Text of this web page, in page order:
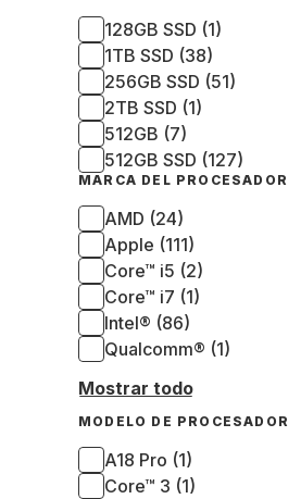
128GB SSD (1)
1TB SSD (38)
256GB SSD (51)
2TB SSD (1)
512GB (7)
512GB SSD (127)
MARCA DEL PROCESADOR
AMD (24)
Apple (111)
Core™ i5 (2)
Core™ i7 (1)
Intel® (86)
Qualcomm® (1)
Mostrar todo
MODELO DE PROCESADOR
A18 Pro (1)
Core™ 3 (1)